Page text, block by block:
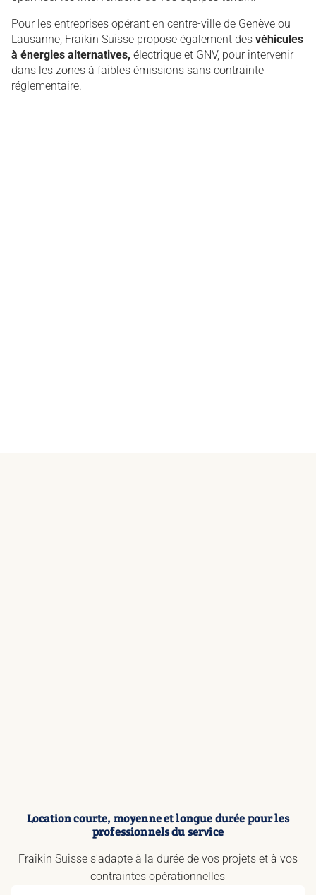
Pour les entreprises opérant en centre-ville de Genève ou
Lausanne, Fraikin Suisse propose également des véhicules
à énergies alternatives, électrique et GNV, pour intervenir
dans les zones à faibles émissions sans contrainte
réglementaire.
Location courte, moyenne et longue durée pour les
professionnels du service
Fraikin Suisse s'adapte à la durée de vos projets et à vos
contraintes opérationnelles